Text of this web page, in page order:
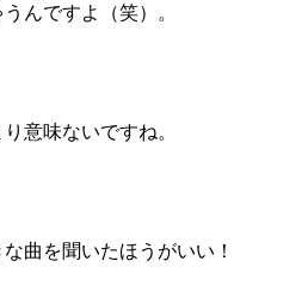
んですよ（笑）。
意味ないですね。
曲を聞いたほうがいい！